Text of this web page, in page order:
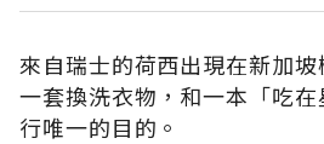
來自瑞士的荷西出現在新加
一套換洗衣物，和一本「吃
行唯一的目的。